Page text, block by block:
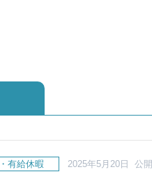
有給休暇 2025年5月20日 公開